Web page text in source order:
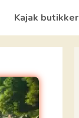
Kajak butikker